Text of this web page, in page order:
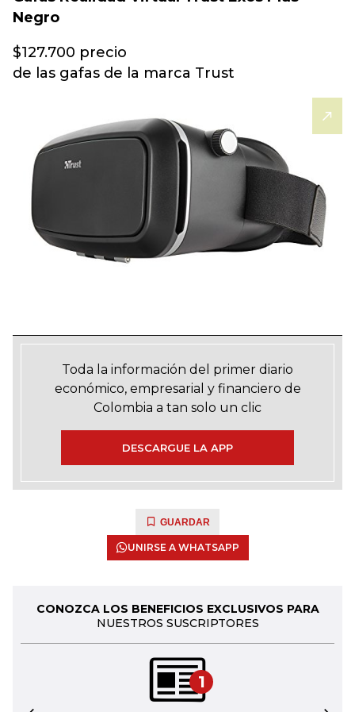
Negro
$127.700 precio
de las gafas de la marca Trust
Toda la información del primer diario
económico, empresarial y financiero de
Colombia a tan solo un clic
DESCARGUE LA APP
GUARDAR
UNIRSE A WHATSAPP
CONOZCA LOS BENEFICIOS EXCLUSIVOS PARA
NUESTROS SUSCRIPTORES
1